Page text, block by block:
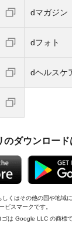
dマガジン
dフォト
dヘルスケ
のダウンロード
くはその他の国や地域
スマークです。
は Google LLC の商標で